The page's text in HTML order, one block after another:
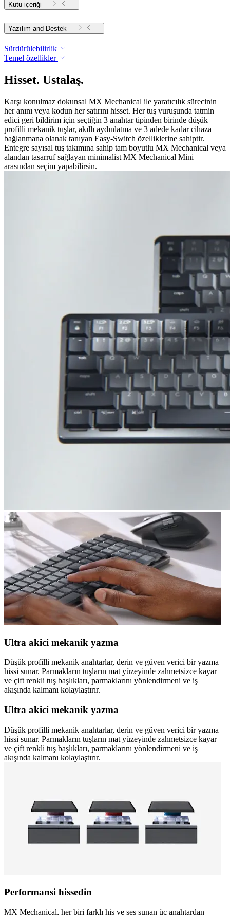
Kutu içeriği
Yazılım and Destek
Sürdürülebilirlik
Temel özellikler
Hisset. Ustalaş.
Karşı konulmaz dokunsal MX Mechanical ile yaratıcılık sürecinin
her anını veya kodun her satırını hisset. Her tuş vuruşunda tatmin
edici geri bildirim için seçtiğin 3 anahtar tipinden birinde düşük
profilli mekanik tuşlar, akıllı aydınlatma ve 3 adede kadar cihaza
bağlanmana olanak tanıyan Easy-Switch özelliklerine sahiptir.
Entegre sayısal tuş takımına sahip tam boyutlu MX Mechanical veya
alandan tasarruf sağlayan minimalist MX Mechanical Mini
arasından seçim yapabilirsin.
Ultra akici mekanik yazma
Düşük profilli mekanik anahtarlar, derin ve güven verici bir yazma
hissi sunar. Parmakların tuşların mat yüzeyinde zahmetsizce kayar
ve çift renkli tuş başlıkları, parmaklarını yönlendirmeni ve iş
akışında kalmanı kolaylaştırır.
Ultra akici mekanik yazma
Düşük profilli mekanik anahtarlar, derin ve güven verici bir yazma
hissi sunar. Parmakların tuşların mat yüzeyinde zahmetsizce kayar
ve çift renkli tuş başlıkları, parmaklarını yönlendirmeni ve iş
akışında kalmanı kolaylaştırır.
Performansi hissedin
MX Mechanical, her biri farklı his ve ses sunan üç anahtardan